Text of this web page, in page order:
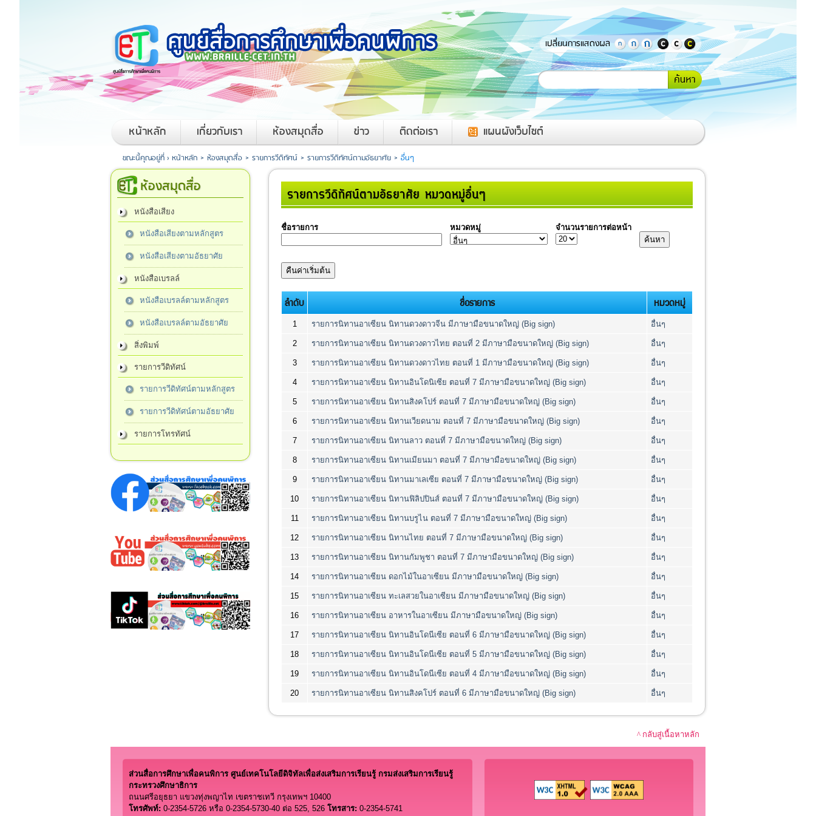
ค้นหา
กรอกคำ
หรือ
ข้อความ
ต้องการ
ค้นหา
เปลี่ยนการแสดงผล
หน้าหลัก เกี่ยวกับเรา ห้องสมุดสื่อ ข่าว ติดต่อเรา แผนผังเว็บไซต์
ขณะนี้คุณอยู่ที่ › หน้าหลัก > ห้องสมุดสื่อ > รายการวีดิทัศน์ > รายการวีดิทัศน์ตามอัธยาศัย > อื่นๆ
รายการวีดิทัศน์ตามอัธยาศัย หมวดหมู่อื่นๆ
ชื่อรายการ หมวดหมู่ จำนวนรายการต่อหน้า
ลำดับ ชื่อรายการ หมวดหมู่
1 รายการนิทานอาเซียน นิทานดวงดาวจีน มีภาษามือขนาดใหญ่ (Big sign) อื่นๆ
2 รายการนิทานอาเซียน นิทานดวงดาวไทย ตอนที่ 2 มีภาษามือขนาดใหญ่ (Big sign) อื่นๆ
3 รายการนิทานอาเซียน นิทานดวงดาวไทย ตอนที่ 1 มีภาษามือขนาดใหญ่ (Big sign) อื่นๆ
4 รายการนิทานอาเซียน นิทานอินโดนิเซีย ตอนที่ 7 มีภาษามือขนาดใหญ่ (Big sign) อื่นๆ
5 รายการนิทานอาเซียน นิทานสิงคโปร์ ตอนที่ 7 มีภาษามือขนาดใหญ่ (Big sign) อื่นๆ
6 รายการนิทานอาเซียน นิทานเวียดนาม ตอนที่ 7 มีภาษามือขนาดใหญ่ (Big sign) อื่นๆ
7 รายการนิทานอาเซียน นิทานลาว ตอนที่ 7 มีภาษามือขนาดใหญ่ (Big sign) อื่นๆ
8 รายการนิทานอาเซียน นิทานเมียนมา ตอนที่ 7 มีภาษามือขนาดใหญ่ (Big sign) อื่นๆ
9 รายการนิทานอาเซียน นิทานมาเลเซีย ตอนที่ 7 มีภาษามือขนาดใหญ่ (Big sign) อื่นๆ
10 รายการนิทานอาเซียน นิทานฟิลิปปินส์ ตอนที่ 7 มีภาษามือขนาดใหญ่ (Big sign) อื่นๆ
11 รายการนิทานอาเซียน นิทานบรูไน ตอนที่ 7 มีภาษามือขนาดใหญ่ (Big sign) อื่นๆ
12 รายการนิทานอาเซียน นิทานไทย ตอนที่ 7 มีภาษามือขนาดใหญ่ (Big sign) อื่นๆ
13 รายการนิทานอาเซียน นิทานกัมพูชา ตอนที่ 7 มีภาษามือขนาดใหญ่ (Big sign) อื่นๆ
14 รายการนิทานอาเซียน ดอกไม้ในอาเซียน มีภาษามือขนาดใหญ่ (Big sign) อื่นๆ
15 รายการนิทานอาเซียน ทะเลสวยในอาเซียน มีภาษามือขนาดใหญ่ (Big sign) อื่นๆ
16 รายการนิทานอาเซียน อาหารในอาเซียน มีภาษามือขนาดใหญ่ (Big sign) อื่นๆ
17 รายการนิทานอาเซียน นิทานอินโดนีเซีย ตอนที่ 6 มีภาษามือขนาดใหญ่ (Big sign) อื่นๆ
18 รายการนิทานอาเซียน นิทานอินโดนีเซีย ตอนที่ 5 มีภาษามือขนาดใหญ่ (Big sign) อื่นๆ
19 รายการนิทานอาเซียน นิทานอินโดนีเซีย ตอนที่ 4 มีภาษามือขนาดใหญ่ (Big sign) อื่นๆ
20 รายการนิทานอาเซียน นิทานสิงคโปร์ ตอนที่ 6 มีภาษามือขนาดใหญ่ (Big sign) อื่นๆ
ห้องสมุดสื่อ
หนังสือเสียง
หนังสือเสียงตามหลักสูตร
หนังสือเสียงตามอัธยาศัย
หนังสือเบรลล์
หนังสือเบรลล์ตามหลักสูตร
หนังสือเบรลล์ตามอัธยาศัย
สิ่งพิมพ์
รายการวีดิทัศน์
รายการวีดิทัศน์ตามหลักสูตร
รายการวีดิทัศน์ตามอัธยาศัย
รายการโทรทัศน์
^ กลับสู่เนื้อหาหลัก
ส่วนสื่อการศึกษาเพื่อคนพิการ ศูนย์เทคโนโลยีดิจิทัลเพื่อส่งเสริมการเรียนรู้ กรมส่งเสริมการเรียนรู้
กระทรวงศึกษาธิการ
ถนนศรีอยุธยา แขวงทุ่งพญาไท เขตราชเทวี กรุงเทพฯ 10400
โทรศัพท์: 0-2354-5726 หรือ 0-2354-5730-40 ต่อ 525, 526 โทรสาร: 0-2354-5741